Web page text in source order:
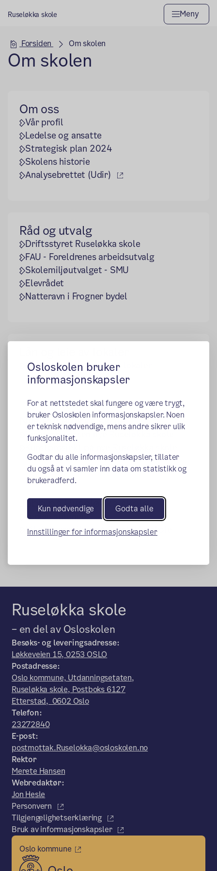
Osloskolen bruker
informasjonskapsler
For at nettstedet skal fungere og være trygt,
bruker Osloskolen informasjonskapsler. Noen
er teknisk nødvendige, mens andre sikrer ulik
funksjonalitet.
Godtar du alle informasjonskapsler, tillater
du også at vi samler inn data om statistikk og
brukeradferd.
Kun nødvendige Godta alle
Innstillinger for informasjonskapsler
Ruseløkka skole Meny
Hovedseksjon
Forsiden Om skolen
Om skolen
Om oss
Vår profil
Ledelse og ansatte
Strategisk plan 2024
Skolens historie
Analysebrettet (Udir)
(ekstern lenke)
Råd og utvalg
Driftsstyret Ruseløkka skole
FAU - Foreldrenes arbeidsutvalg
Skolemiljøutvalget - SMU
Elevrådet
Natteravn i Frogner bydel
Utlån og leie av skolens lokaler
Nye Ruseløkka skole
Byggeprosessen nye Ruseløkka skole
Jobb på Ruseløkka skole
Ledige stillinger
(ekstern lenke)
Vil du være vikar på Ruseløkka skole
Ruseløkka skole
– en del av Osloskolen
Besøks- og leveringsadresse:
Løkkeveien 15, 0253 OSLO
Postadresse:
Oslo kommune, Utdanningsetaten,
Ruseløkka skole, Postboks 6127
Etterstad, 0602 Oslo
Telefon:
23272840
E-post:
postmottak.Ruselokka@osloskolen.no
Rektor
Merete Hansen
Webredaktør:
Jon Hesle
Personvern
Tilgjengelighetserklæring
Bruk av informasjonskapsler
Oslo kommune